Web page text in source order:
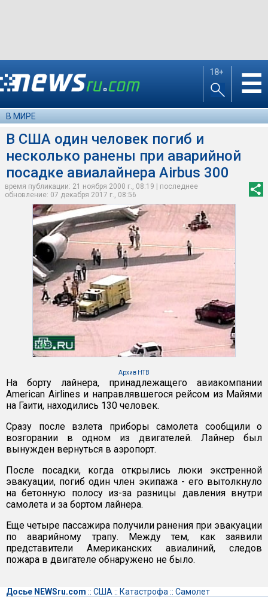
18+ ☰
В МИРЕ
В США один человек погиб и
несколько ранены при аварийной
посадке авиалайнера Airbus 300
время публикации: 21 ноября 2000 г., 08:19 | последнее
обновление: 07 декабря 2017 г., 08:56
Архив НТВ
На борту лайнера, принадлежащего авиакомпании
American Airlines и направлявшегося рейсом из Майями
на Гаити, находились 130 человек.
Сразу после взлета приборы самолета сообщили о
возгорании в одном из двигателей. Лайнер был
вынужден вернуться в аэропорт.
После посадки, когда открылись люки экстренной
эвакуации, погиб один член экипажа - его вытолкнуло
на бетонную полосу из-за разницы давления внутри
самолета и за бортом лайнера.
Еще четыре пассажира получили ранения при эвакуации
по аварийному трапу. Между тем, как заявили
представители Американских авиалиний, следов
пожара в двигателе обнаружено не было.
Досье NEWSru.com :: США :: Катастрофа :: Самолет